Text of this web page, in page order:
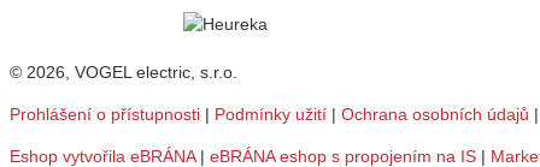
© 2026, VOGEL electric, s.r.o.
Prohlášení o přístupnosti | Podmínky užití | Ochrana osobních údajů
Eshop vytvořila eBRÁNA| eBRÁNA eshop s propojením na IS |